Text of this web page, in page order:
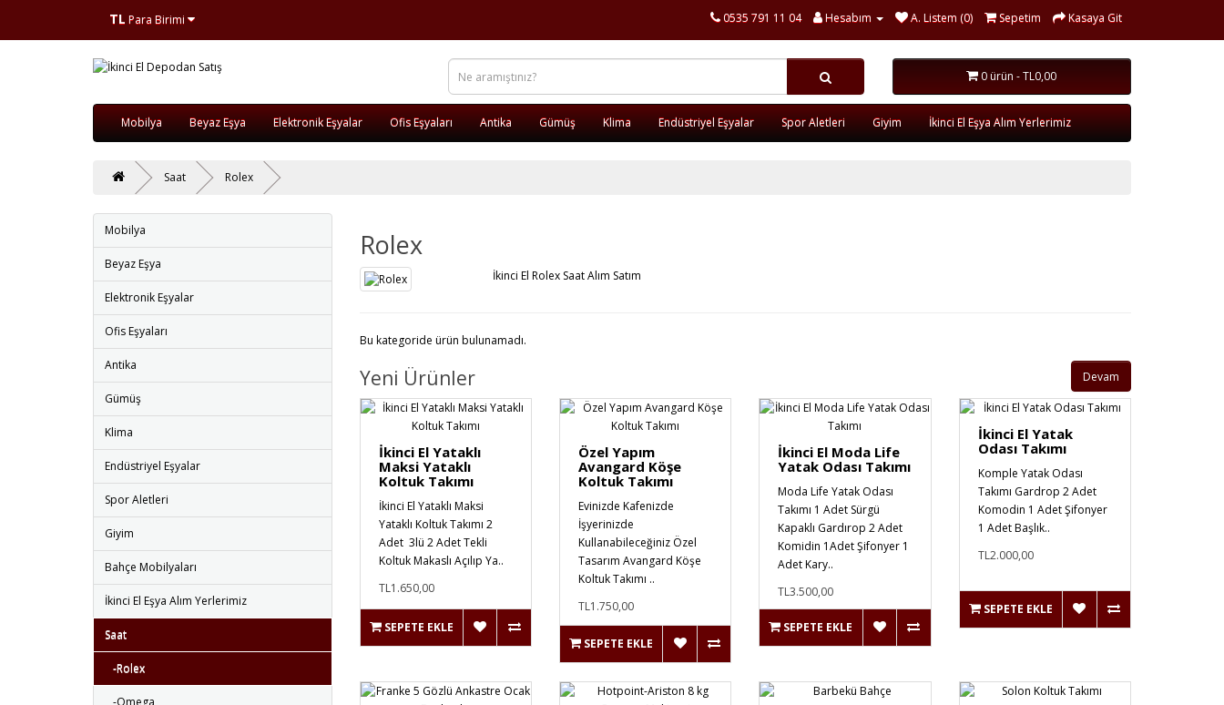
TL Para Birimi 0535 791 11 04 Hesabım A. Listem (0) Sepetim Kasaya Git
0 ürün - TL0,00
Mobilya Beyaz Eşya Elektronik Eşyalar Ofis Eşyaları Antika Gümüş Klima Endüstriyel Eşyalar Spor Aletleri Giyim İkinci El Eşya Alım Yerlerimiz
Saat Rolex
Mobilya
Beyaz Eşya
Elektronik Eşyalar
Ofis Eşyaları
Antika
Gümüş
Klima
Endüstriyel Eşyalar
Spor Aletleri
Giyim
Bahçe Mobilyaları
İkinci El Eşya Alım Yerlerimiz
Saat
-Rolex
-Omega
Rolex
İkinci El Rolex Saat Alım Satım
Bu kategoride ürün bulunamadı.
Devam
Yeni Ürünler
İkinci El Yataklı
Maksi Yataklı
Koltuk Takımı
İkinci El Yataklı Maksi
Yataklı Koltuk Takımı 2
Adet 3lü 2 Adet Tekli
Koltuk Makaslı Açılıp Ya..
TL1.650,00
SEPETE EKLE
Özel Yapım
Avangard Köşe
Koltuk Takımı
Evinizde Kafenizde
İşyerinizde
Kullanabileceğiniz Özel
Tasarım Avangard Köşe
Koltuk Takımı ..
TL1.750,00
SEPETE EKLE
İkinci El Moda Life
Yatak Odası Takımı
Moda Life Yatak Odası
Takımı 1 Adet Sürgü
Kapaklı Gardırop 2 Adet
Komidin 1Adet Şifonyer 1
Adet Kary..
TL3.500,00
SEPETE EKLE
İkinci El Yatak
Odası Takımı
Komple Yatak Odası
Takımı Gardrop 2 Adet
Komodin 1 Adet Şifonyer
1 Adet Başlık..
TL2.000,00
SEPETE EKLE